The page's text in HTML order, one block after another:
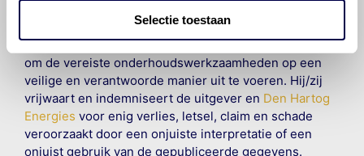
Selectie toestaan
raadplegen en te gebruiken erkent de gebruiker dat
hij/zij de ervaring, de kennis en het vermogen heeft
om de vereiste onderhoudswerkzaamheden op een
veilige en verantwoorde manier uit te voeren. Hij/zij
vrijwaart en indemniseert de uitgever en Den Hartog
Energies voor enig verlies, letsel, claim en schade
veroorzaakt door een onjuiste interpretatie of een
onjuist gebruik van de gepubliceerde gegevens.